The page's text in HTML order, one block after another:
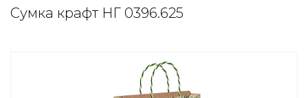
Сумка крафт НГ 0396.625